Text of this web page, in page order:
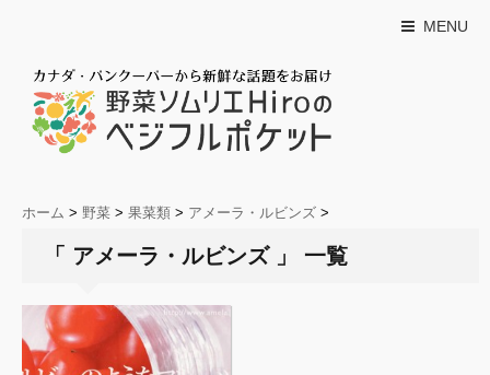
MENU
ホーム > 野菜 > 果菜類 > アメーラ・ルビンズ >
「 アメーラ・ルビンズ 」 一覧